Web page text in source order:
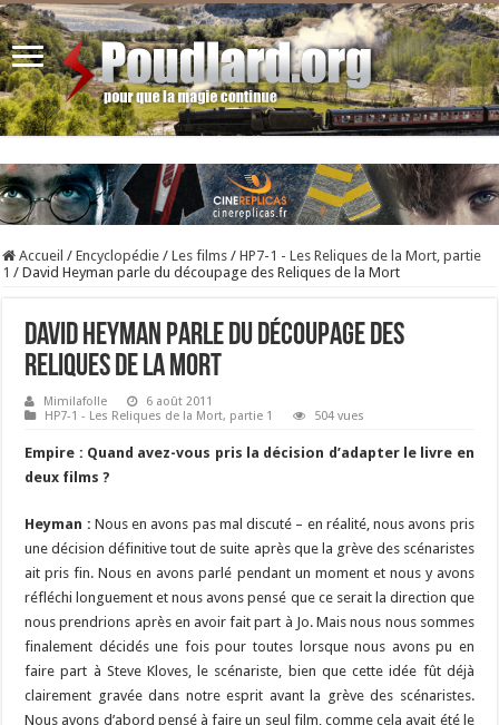
Accueil / Encyclopédie / Les films / HP7-1 - Les Reliques de la Mort, partie
1 / David Heyman parle du découpage des Reliques de la Mort
David Heyman parle du découpage des
Reliques de la Mort
Mimilafolle
6 août 2011
HP7-1 - Les Reliques de la Mort, partie 1
504 vues
Empire : Quand avez-vous pris la décision d’adapter le livre en
deux films ?
Heyman : Nous en avons pas mal discuté – en réalité, nous avons pris
une décision définitive tout de suite après que la grève des scénaristes
ait pris fin. Nous en avons parlé pendant un moment et nous y avons
réfléchi longuement et nous avons pensé que ce serait la direction que
nous prendrions après en avoir fait part à Jo. Mais nous nous sommes
finalement décidés une fois pour toutes lorsque nous avons pu en
faire part à Steve Kloves, le scénariste, bien que cette idée fût déjà
clairement gravée dans notre esprit avant la grève des scénaristes.
Nous avons d’abord pensé à faire un seul film, comme cela avait été le